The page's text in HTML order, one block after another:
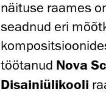
näituse raames
seadnud eri
töötanud Nova
Disainiülikooli